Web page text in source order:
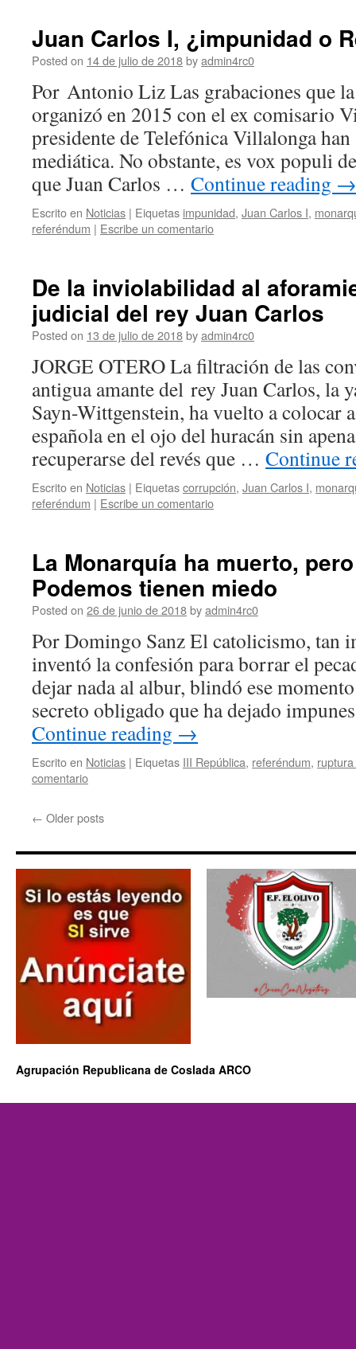
Juan Carlos I, ¿impunidad o
Posted on 14 de julio de 2018byadmin4rc0
Por Antonio Liz Las grabaciones que
organizó en 2015 con el ex comisario
presidente de Telefónica Villalonga
mediática. No obstante, es vox populi
que Juan Carlos … Continue reading →
Escrito en Noticias | Eiquetas impunidad, Juan Carlos I,
referéndum | Escribe un comentario
De la inviolabilidad al
judicial del rey Juan Carlos
Posted on 13 de julio de 2018byadmin4rc0
JORGE OTERO La filtración de las
antigua amante del rey Juan Carlos, la
Sayn-Wittgenstein, ha vuelto a colocar
española en el ojo del huracán sin
recuperarse del revés que … Continue
Escrito en Noticias | Eiquetascorrupción, Juan Carlos I,
referéndum | Escribe un comentario
La Monarquía ha muerto,
Podemos tienen miedo
Posted on 26 de junio de 2018byadmin4rc0
Por Domingo Sanz El catolicismo, tan
inventó la confesión para borrar el
dejar nada al albur, blindó ese
secreto obligado que ha dejado
Continue reading →
Escrito en Noticias | Eiquetas III República, referéndum,
comentario
← Older posts
Agrupación Republicana de Coslada ARCO